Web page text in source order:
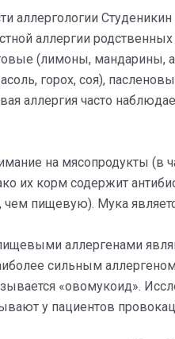
аллергологии
аллергии
(лимоны, мандарины,
горох, соя),
аллергия часто
на мясопродукты (в
их корм содержит
пищевую). Мука
аллергенами
сильным
«овомукоид».
у пациентов